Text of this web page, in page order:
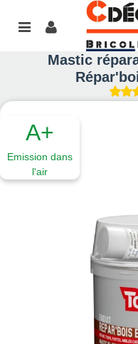
Mastic
A+
Emission dans
l'air